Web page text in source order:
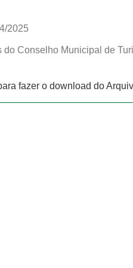
2025
do Conselho Municipal de
fazer o download do